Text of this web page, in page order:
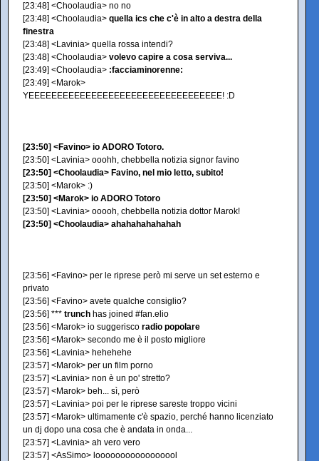
[23:48] <Choolaudia> no no
[23:48] <Choolaudia> quella ics che c'è in alto a destra della
finestra
[23:48] <Lavinia> quella rossa intendi?
[23:48] <Choolaudia> volevo capire a cosa serviva...
[23:49] <Choolaudia> :facciaminorenne:
[23:49] <Marok>
YEEEEEEEEEEEEEEEEEEEEEEEEEEEEEEEEEE! :D
[23:50] <Favino> io ADORO Totoro.
[23:50] <Lavinia> ooohh, chebbella notizia signor favino
[23:50] <Choolaudia> Favino, nel mio letto, subito!
[23:50] <Marok> :)
[23:50] <Marok> io ADORO Totoro
[23:50] <Lavinia> ooooh, chebbella notizia dottor Marok!
[23:50] <Choolaudia> ahahahahahahah
[23:56] <Favino> per le riprese però mi serve un set esterno e
privato
[23:56] <Favino> avete qualche consiglio?
[23:56] *** trunch has joined #fan.elio
[23:56] <Marok> io suggerisco radio popolare
[23:56] <Marok> secondo me è il posto migliore
[23:56] <Lavinia> hehehehe
[23:57] <Marok> per un film porno
[23:57] <Lavinia> non è un po' stretto?
[23:57] <Marok> beh... sì, però
[23:57] <Lavinia> poi per le riprese sareste troppo vicini
[23:57] <Marok> ultimamente c'è spazio, perché hanno licenziato
un dj dopo una cosa che è andata in onda...
[23:57] <Lavinia> ah vero vero
[23:57] <AsSimo> looooooooooooooool